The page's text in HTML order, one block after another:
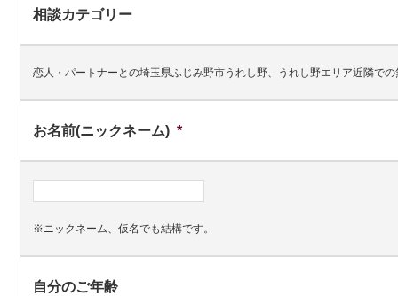
相談カテゴリー
恋人・パートナーとの埼玉県ふじみ野市うれし野、うれし野エリア近隣で
お名前(ニックネーム) *
※ニックネーム、仮名でも結構です。
自分のご年齢